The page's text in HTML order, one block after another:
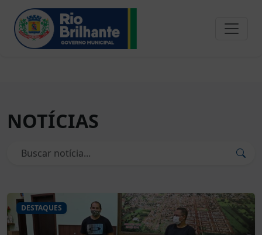
NOTÍCIAS
DESTAQUES